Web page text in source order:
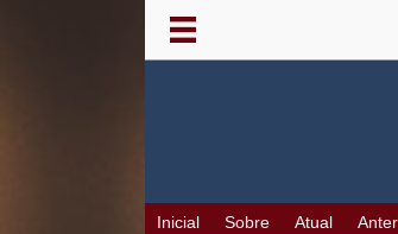
Inicial Sobre Atual